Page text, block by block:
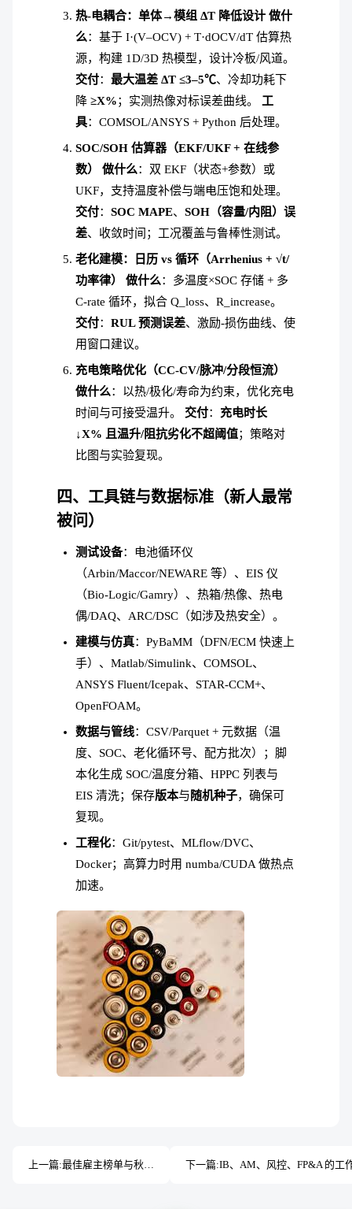
热-电耦合：单体→模组 ΔT 降低设计 做什
么：基于 I·(V–OCV) + T·dOCV/dT 估算热
源，构建 1D/3D 热模型，设计冷板/风道。
交付： 最大温差 ΔT ≤3–5℃、冷却功耗下
降 ≥X%；实测热像对标误差曲线。
工
具：COMSOL/ANSYS + Python 后处理。
SOC/SOH 估算器（EKF/UKF + 在线参
数）
做什么：双 EKF（状态+参数）或
UKF，支持温度补偿与端电压饱和处理。
交付： SOC MAPE、 SOH（容量/内阻）误
差、收敛时间；工况覆盖与鲁棒性测试。
老化建模：日历 vs 循环（Arrhenius + √t/
功率律）
做什么：多温度×SOC 存储 + 多
C-rate 循环，拟合 Q_loss、R_increase。
交付： RUL 预测误差、激励-损伤曲线、使
用窗口建议。
充电策略优化（CC-CV/脉冲/分段恒流）
做什么：以热/极化/寿命为约束，优化充电
时间与可接受温升。
交付： 充电时长
↓X% 且温升/阻抗劣化不超阈值；策略对
比图与实验复现。
四、工具链与数据标准（新人最常
被问）
测试设备：电池循环仪
（Arbin/Maccor/NEWARE 等）、EIS 仪
（Bio-Logic/Gamry）、热箱/热像、热电
偶/DAQ、ARC/DSC（如涉及热安全）。
建模与仿真：PyBaMM（DFN/ECM 快速上
手）、Matlab/Simulink、COMSOL、
ANSYS Fluent/Icepak、STAR-CCM+、
OpenFOAM。
数据与管线：CSV/Parquet + 元数据（温
度、SOC、老化循环号、配方批次）；脚
本化生成 SOC/温度分箱、HPPC 列表与
EIS 清洗；保存版本与随机种子，确保可
复现。
工程化：Git/pytest、MLflow/DVC、
Docker；高算力时用 numba/CUDA 做热点
加速。
上一篇: 下一篇: